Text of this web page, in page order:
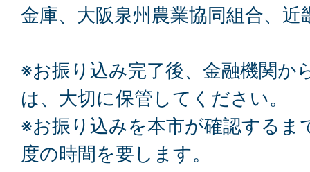
金庫、大阪泉州農業協同組合、近
※お振り込み完了後、金融機関か
は、大切に保管してください。
※お振り込みを本市が確認するま
度の時間を要します。